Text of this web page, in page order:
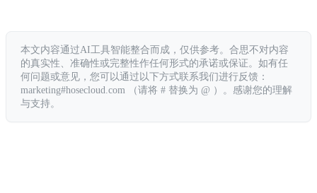
本文内容通过AI工具智能整合而成，仅供参考。合思不对内容
的真实性、准确性或完整性作任何形式的承诺或保证。如有任
何问题或意见，您可以通过以下方式联系我们进行反馈：
marketing#hosecloud.com （请将 # 替换为 @ ）。感谢您的理解
与支持。